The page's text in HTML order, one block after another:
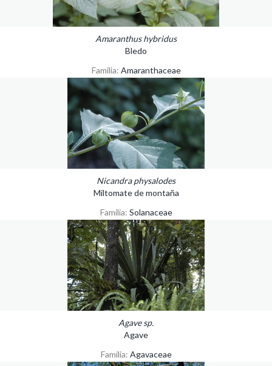
Amaranthus hybridus
Bledo
Familia: Amaranthaceae
Nicandra physalodes
Miltomate de montaña
Familia: Solanaceae
Agave sp.
Agave
Familia: Agavaceae